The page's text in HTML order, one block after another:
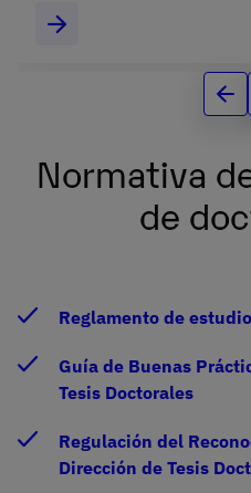
Normativa
de
Reglamento de
Guía de Buenas
Tesis Doctorales
Regulación del
Dirección de Tesis